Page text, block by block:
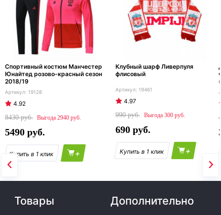
Спортивный костюм Манчестер
Юнайтед розово-красный сезон
2018/19
19128
4.92
8430
2940
5490
+
Клубный шарф Ливерпуля
флисовый
19461
4.97
990
300
690
+
Товары Дополнительно